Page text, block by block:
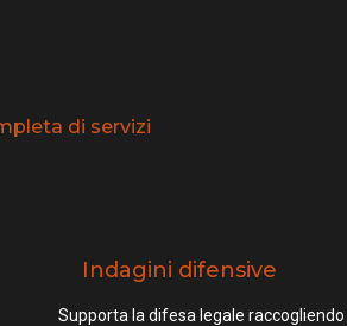
di servizi
Indagini difensive
Supporta la difesa legale raccogliendo